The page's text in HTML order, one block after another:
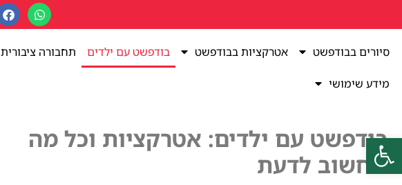
פתח סרגל נגישות
סיורים בבודפשט אטרקציות בבודפשט בודפשט עם ילדים תחבורה ציבורית
מידע שימושי
בודפשט עם ילדים: אטרקציות וכל מה
שחשוב לדעת